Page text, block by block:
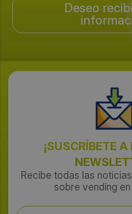
Deseo
¡SUSCRÍBETE
Recibe todas las
sobre vending